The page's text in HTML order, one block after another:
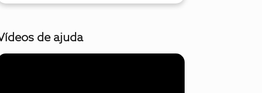
de ajuda